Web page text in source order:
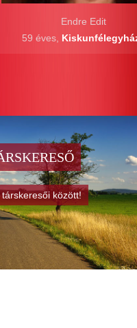
Endre Edit
59 éves,
között!